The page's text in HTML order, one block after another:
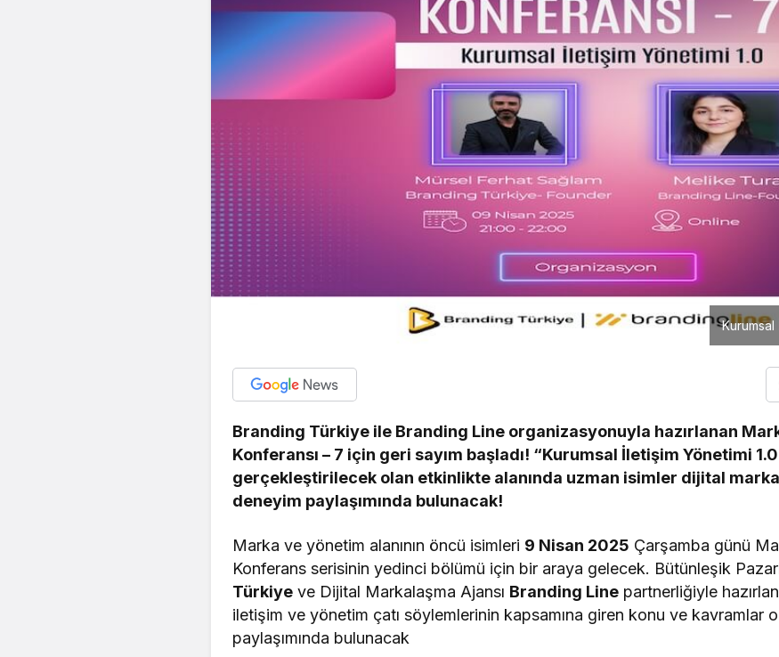
Kurumsal
Branding Türkiye ile Branding Line organizasyonuyla hazırlanan
Konferansı – 7 için geri sayım başladı! “Kurumsal İletişim Yönetimi
gerçekleştirilecek olan etkinlikte alanında uzman isimler dijital
deneyim paylaşımında bulunacak!
Marka ve yönetim alanının öncü isimleri 9 Nisan 2025 Çarşamba günü
Konferans serisinin yedinci bölümü için bir araya gelecek. Bütünleşik
Türkiye ve Dijital Markalaşma Ajansı Branding Line partnerliğiyle
iletişim ve yönetim çatı söylemlerinin kapsamına giren konu ve kavramlar
paylaşımında bulunacak